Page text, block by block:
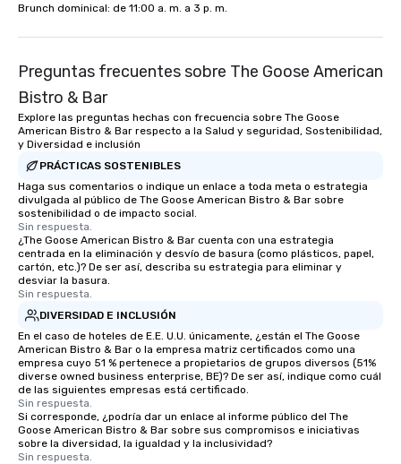
Champions, A-List celebrities, and
break down walls, get to know each
through magic. | If you're looking for a
personable, engaging, and mind
blowing experience for your group -
send me/my team a message!
Brunch dominical: de 11:00 a. m. a 3 p. m.
Preguntas frecuentes sobre The Goose American
Bistro & Bar
Explore las preguntas hechas con frecuencia sobre The Goose
American Bistro & Bar respecto a la Salud y seguridad, Sostenibilidad,
y Diversidad e inclusión
PRÁCTICAS SOSTENIBLES
Haga sus comentarios o indique un enlace a toda meta o estrategia
divulgada al público de The Goose American Bistro & Bar sobre
sostenibilidad o de impacto social.
Sin respuesta.
¿The Goose American Bistro & Bar cuenta con una estrategia
centrada en la eliminación y desvío de basura (como plásticos, papel,
cartón, etc.)? De ser así, describa su estrategia para eliminar y
desviar la basura.
Sin respuesta.
DIVERSIDAD E INCLUSIÓN
En el caso de hoteles de E.E. U.U. únicamente, ¿están el The Goose
American Bistro & Bar o la empresa matriz certificados como una
empresa cuyo 51 % pertenece a propietarios de grupos diversos (51%
diverse owned business enterprise, BE)? De ser así, indique como cuál
de las siguientes empresas está certificado.
Sin respuesta.
Si corresponde, ¿podría dar un enlace al informe público del The
Goose American Bistro & Bar sobre sus compromisos e iniciativas
sobre la diversidad, la igualdad y la inclusividad?
Sin respuesta.